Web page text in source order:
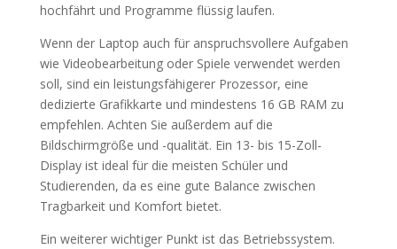
hochfährt und Programme flüssig laufen.
Wenn der Laptop auch für anspruchsvollere Aufgaben
wie Videobearbeitung oder Spiele verwendet werden
soll, sind ein leistungsfähigerer Prozessor, eine
dedizierte Grafikkarte und mindestens 16 GB RAM zu
empfehlen. Achten Sie außerdem auf die
Bildschirmgröße und -qualität. Ein 13- bis 15-Zoll-
Display ist ideal für die meisten Schüler und
Studierenden, da es eine gute Balance zwischen
Tragbarkeit und Komfort bietet.
Ein weiterer wichtiger Punkt ist das Betriebssystem.